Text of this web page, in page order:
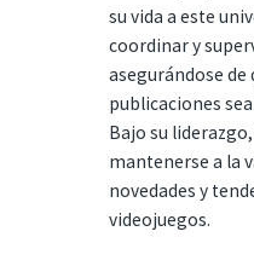
su vida a este
coordinar y
asegurándose de
publicaciones
Bajo su
mantenerse a la
novedades y
videojuegos.